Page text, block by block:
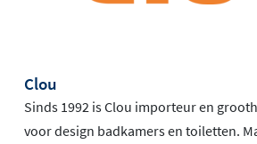
Clou
Sinds 1992 is Clou importeur en
voor design badkamers en toiletten.